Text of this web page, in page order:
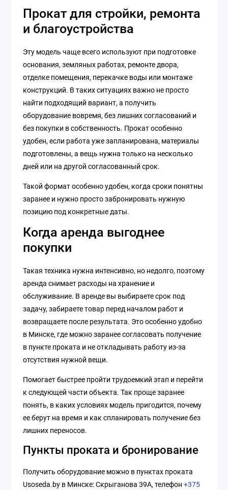
Прокат для стройки, ремонта
и благоустройства
Эту модель чаще всего используют при подготовке
основания, земляных работах, ремонте двора,
отделке помещения, перекачке воды или монтаже
конструкций. В таких ситуациях важно не просто
найти подходящий вариант, а получить
оборудование вовремя, без лишних согласований и
без покупки в собственность. Прокат особенно
удобен, если работа уже запланирована, материалы
подготовлены, а вещь нужна только на несколько
дней или на другой согласованный срок.
Такой формат особенно удобен, когда сроки понятны
заранее и нужно просто забронировать нужную
позицию под конкретные даты.
Когда аренда выгоднее
покупки
Такая техника нужна интенсивно, но недолго, поэтому
аренда снимает расходы на хранение и
обслуживание. В аренде вы выбираете срок под
задачу, забираете товар перед началом работ и
возвращаете после результата. Это особенно удобно
в Минске, где можно заранее согласовать получение
в пункте проката и не откладывать работу из-за
отсутствия нужной вещи.
Помогает быстрее пройти трудоемкий этап и перейти
к следующей части объекта. Так проще заранее
понять, в каких условиях модель пригодится, почему
ее берут на время и как спланировать получение без
лишних переносов.
Пункты проката и бронирование
Получить оборудование можно в пунктах проката
Usoseda.by в Минске: Скрыганова 39А, телефон +375